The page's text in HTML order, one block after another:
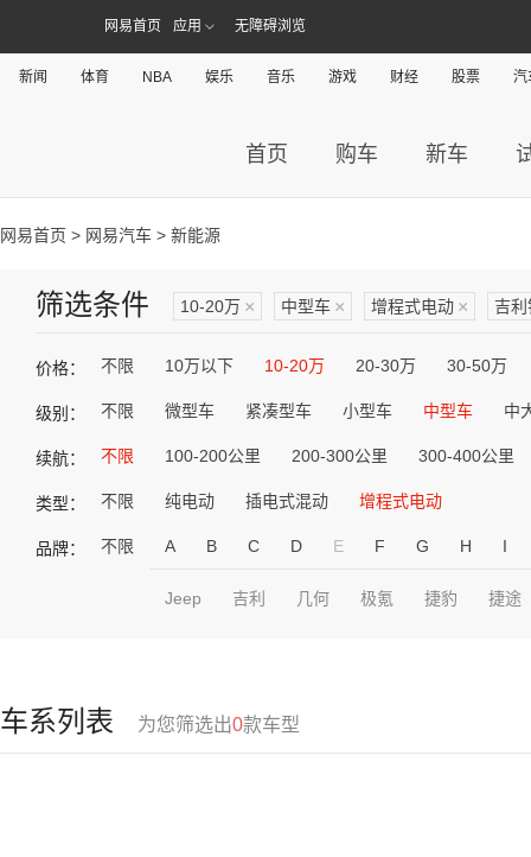
网易首页 应用 无障碍浏览
新闻 体育 NBA 娱乐 音乐 游戏 财经 股票 汽
首页 购车 新车
网易首页 > 网易汽车 > 新能源
筛选条件 10-20万 × 中型车 × 增程式电动 × 吉
价格： 不限 10万以下 10-20万 20-30万 30-50万
级别： 不限 微型车 紧凑型车 小型车 中型车 中
续航： 不限 100-200公里 200-300公里 300-400公里
类型： 不限 纯电动 插电式混动 增程式电动
品牌： 不限 A B C D E F G H I
Jeep 吉利 几何 极氪 捷豹 捷途
车系列表 为您筛选出0款车型